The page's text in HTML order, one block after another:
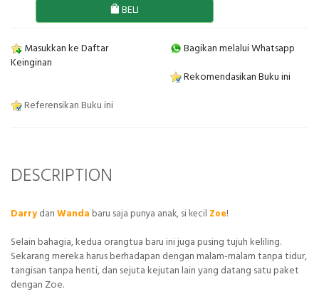
BELI
Masukkan ke Daftar
Keinginan
Bagikan melalui Whatsapp
Rekomendasikan Buku ini
Referensikan Buku ini
DESCRIPTION
DarrydanWanda baru saja punya anak, si kecil Zoe!
Selain bahagia, kedua orangtua baru ini juga pusing tujuh keliling.
Sekarang mereka harus berhadapan dengan malam-malam tanpa tidur,
tangisan tanpa henti, dan sejuta kejutan lain yang datang satu paket
dengan Zoe.